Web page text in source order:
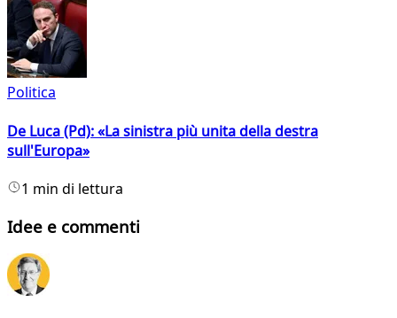
Politica
De Luca (Pd): «La sinistra più unita della destra
sull'Europa»
1 min di lettura
Idee e commenti